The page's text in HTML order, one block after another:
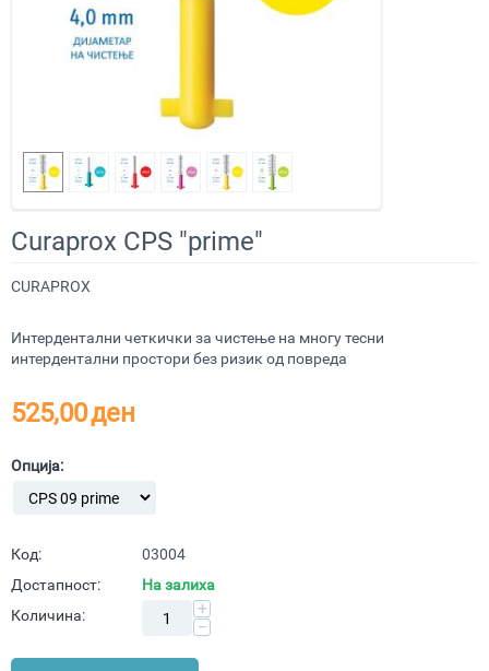
Curaprox CPS "prime"
CURAPROX
Интердентални четкички за чистење на многу тесни
интердентални простори без ризик од повреда
525,00ден
Опција:
Код:
03004
Достапност:
На залиха
Количина:
+
−